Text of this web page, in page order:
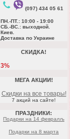
(097) 434 05 61
ПН.-ПТ.: 10:00 - 19:00
СБ.-ВС.: выходной.
Киев.
Доставка по Украине
СКИДКА!
3%
МЕГА АКЦИИ!
Скидки на все товары!
7 акций на сайте!
ПРАЗДНИКИ:
Подарки на 14 февралљ
Подарки на 8 марта